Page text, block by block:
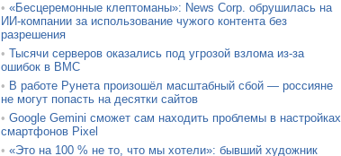
• «Бесцеремонные клептоманы»: News Corp. обрушилась на
ИИ-компании за использование чужого контента без
разрешения
• Тысячи серверов оказались под угрозой взлома из-за
ошибок в BMC
• В работе Рунета произошёл масштабный сбой — россияне
не могут попасть на десятки сайтов
• Google Gemini сможет сам находить проблемы в настройках
смартфонов Pixel
• «Это на 100 % не то, что мы хотели»: бывший художник